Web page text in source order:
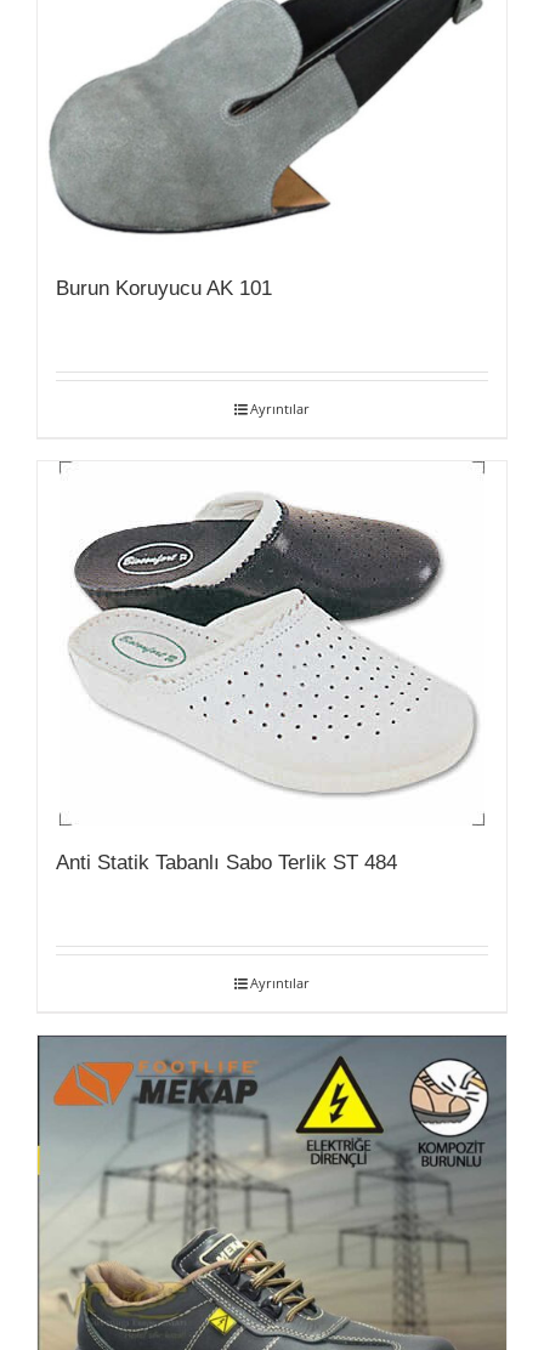
Burun Koruyucu AK 101
Ayrıntılar
Anti Statik Tabanlı Sabo Terlik ST 484
Ayrıntılar